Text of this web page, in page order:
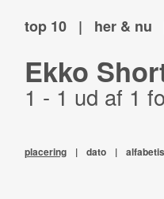
top 10 | her & nu
Ekko
1 - 1 ud af 1
placering | dato |